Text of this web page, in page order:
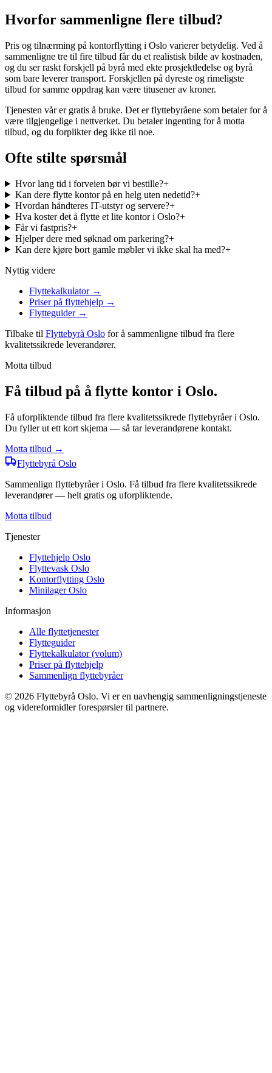
Hvorfor sammenligne flere tilbud?
Pris og tilnærming på kontorflytting i Oslo varierer betydelig. Ved å
sammenligne tre til fire tilbud får du et realistisk bilde av kostnaden,
og du ser raskt forskjell på byrå med ekte prosjektledelse og byrå
som bare leverer transport. Forskjellen på dyreste og rimeligste
tilbud for samme oppdrag kan være titusener av kroner.
Tjenesten vår er gratis å bruke. Det er flyttebyråene som betaler for å
være tilgjengelige i nettverket. Du betaler ingenting for å motta
tilbud, og du forplikter deg ikke til noe.
Ofte stilte spørsmål
Hvor lang tid i forveien bør vi bestille?+
Kan dere flytte kontor på en helg uten nedetid?+
Hvordan håndteres IT-utstyr og servere?+
Hva koster det å flytte et lite kontor i Oslo?+
Får vi fastpris?+
Hjelper dere med søknad om parkering?+
Kan dere kjøre bort gamle møbler vi ikke skal ha med?+
Nyttig videre
Flyttekalkulator→
Priser på flyttehjelp →
Flytteguider→
Tilbake til Flyttebyrå Oslo for å sammenligne tilbud fra flere
kvalitetssikrede leverandører.
Motta tilbud
Få tilbud på å flytte kontor i Oslo.
Få uforpliktende tilbud fra flere kvalitetssikrede flyttebyråer i Oslo.
Du fyller ut ett kort skjema — så tar leverandørene kontakt.
Motta tilbud →
Flyttebyrå Oslo
Sammenlign flyttebyråer i Oslo. Få tilbud fra flere kvalitetssikrede
leverandører — helt gratis og uforpliktende.
Motta tilbud
Tjenester
Flyttehjelp Oslo
Flyttevask Oslo
Kontorflytting Oslo
Minilager Oslo
Informasjon
Alle flyttetjenester
Flytteguider
Flyttekalkulator (volum)
Priser på flyttehjelp
Sammenlign flyttebyråer
© 2026 Flyttebyrå Oslo. Vi er en uavhengig sammenligningstjeneste
og videreformidler forespørsler til partnere.